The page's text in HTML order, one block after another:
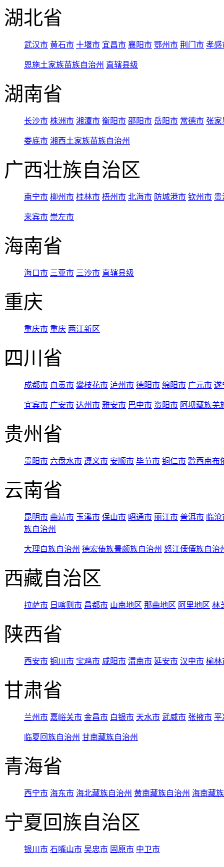
湖北省
武汉市 黄石市 十堰市 宜昌市 襄阳市 鄂州市 荆门市 孝感
恩施土家族苗族自治州 直辖县级
湖南省
长沙市 株洲市 湘潭市 衡阳市 邵阳市 岳阳市 常德市 张家
娄底市 湘西土家族苗族自治州
广西壮族自治区
南宁市 柳州市 桂林市 梧州市 北海市 防城港市 钦州市 贵
来宾市 崇左市
海南省
海口市 三亚市 三沙市 直辖县级
重庆
重庆市 重庆 两江新区
四川省
成都市 自贡市 攀枝花市 泸州市 德阳市 绵阳市 广元市 遂
宜宾市 广安市 达州市 雅安市 巴中市 资阳市 阿坝藏族羌
贵州省
贵阳市 六盘水市 遵义市 安顺市 毕节市 铜仁市 黔西南布
云南省
昆明市 曲靖市 玉溪市 保山市 昭通市 丽江市 普洱市 临
族自治州
大理白族自治州 德宏傣族景颇族自治州 怒江傈僳族自治
西藏自治区
拉萨市 日喀则市 昌都市 山南地区 那曲地区 阿里地区 林
陕西省
西安市 铜川市 宝鸡市 咸阳市 渭南市 延安市 汉中市 榆林
甘肃省
兰州市 嘉峪关市 金昌市 白银市 天水市 武威市 张掖市 平
临夏回族自治州 甘南藏族自治州
青海省
西宁市 海东市 海北藏族自治州 黄南藏族自治州 海南藏
宁夏回族自治区
银川市 石嘴山市 吴忠市 固原市 中卫市